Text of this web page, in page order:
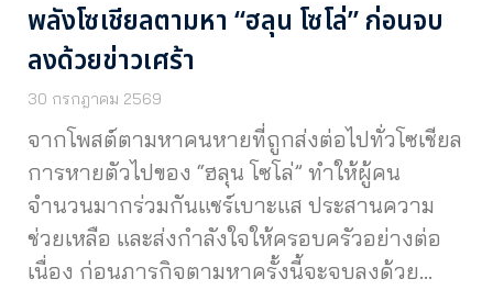
พลังโซเชียลตามหา “ฮลุน โซโล่” ก่อนจบ
ลงด้วยข่าวเศร้า
30 กรกฎาคม 2569
จากโพสต์ตามหาคนหายที่ถูกส่งต่อไปทั่วโซเชียล
การหายตัวไปของ “ฮลุน โซโล่” ทำให้ผู้คน
จำนวนมากร่วมกันแชร์เบาะแส ประสานความ
ช่วยเหลือ และส่งกำลังใจให้ครอบครัวอย่างต่อ
เนื่อง ก่อนภารกิจตามหาครั้งนี้จะจบลงด้วย…